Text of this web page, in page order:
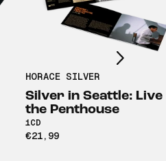
HORACE SILVER
Silver in Seattle: Live
the Penthouse
1CD
€21,99
Scroll right